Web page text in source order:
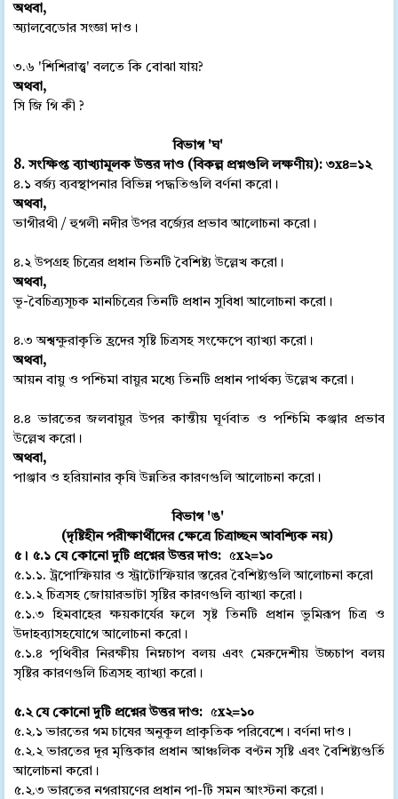
অথবা,
অ্যালবেডোর সংজ্ঞা দাও।
৩.৬ 'শিশিরাত্ত্ব' বলতে কি বোঝা যায়?
অথবা,
সি জি গি কী ?
বিভাগ 'ঘ'
8. সংক্ষিপ্ত ব্যাখ্যামূলক উত্তর দাও (বিকল্প প্রশ্নগুলি লক্ষণীয়): ৩x৪=১২
৪.১ বর্জ্য ব্যবস্থাপনার বিভিন্ন পদ্ধতিগুলি বর্ণনা করো।
অথবা,
ভাগীরথী / হুগলী নদীর উপর বর্জ্যের প্রভাব আলোচনা করো।
৪.২ উপগ্রহ চিত্রের প্রধান তিনটি বৈশিষ্ট্য উল্লেখ করো।
অথবা,
ভূ-বৈচিত্র্যসূচক মানচিত্রের তিনটি প্রধান সুবিধা আলোচনা করো।
৪.৩ অশ্বক্ষুরাকৃতি হ্রদের সৃষ্টি চিত্রসহ সংক্ষেপে ব্যাখ্যা করো।
অথবা,
আয়ন বায়ু ও পশ্চিমা বায়ুর মধ্যে তিনটি প্রধান পার্থক্য উল্লেখ করো।
৪.৪ ভারতের জলবায়ুর উপর কান্তীয় ঘূর্ণবাত ও পশ্চিমি কঞ্জার প্রভাব
উল্লেখ করো।
অথবা,
পাঞ্জাব ও হরিয়ানার কৃষি উন্নতির কারণগুলি আলোচনা করো।
বিভাগ 'ঙ'
(দৃষ্টিহীন পরীক্ষার্থীদের ক্ষেত্রে চিত্রাচ্ছন আবশ্যিক নয়)
৫। ৫.১ যে কোনো দুটি প্রশ্নের উত্তর দাও: ৫x২=১০
৫.১.১. ট্রপোস্ফিয়ার ও স্ট্রাটোস্ফিয়ার স্তরের বৈশিষ্ট্যগুলি আলোচনা করো
৫.১.২ চিত্রসহ জোয়ারভাটা সৃষ্টির কারণগুলি ব্যাখ্যা করো।
৫.১.৩ হিমবাহের ক্ষয়কার্যের ফলে সৃষ্ট তিনটি প্রধান ভুমিরূপ চিত্র ও
উদাহব্যাসহযোগে আলোচনা করো।
৫.১.৪ পৃথিবীর নিরক্ষীয় নিম্নচাপ বলয় এবং মেরুদেশীয় উচ্চচাপ বলয়
সৃষ্টির কারণগুলি চিত্রসহ ব্যাখ্যা করো।
৫.২ যে কোনো দুটি প্রশ্নের উত্তর দাও: ৫x২=১০
৫.২.১ ভারতের গম চাষের অনুকূল প্রাকৃতিক পরিবেশে। বর্ণনা দাও।
৫.২.২ ভারতের দূর মৃত্তিকার প্রধান আঞ্চলিক বণ্টন সৃষ্টি এবং বৈশিষ্ট্যগুর্তি
আলোচনা করো।
৫.২.৩ ভারতের নগরায়ণের প্রধান পা-টি সমন আংস্টনা করো।